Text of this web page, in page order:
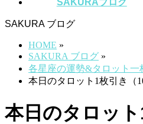
SAKURAブログ
SAKURA ブログ
HOME »
SAKURA ブログ »
各星座の運勢&タロット一
本日のタロット1枚引き（
本日のタロッ